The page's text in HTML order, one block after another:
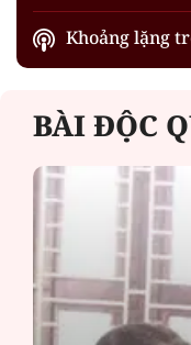
Khoảng lặng
BÀI ĐỘC